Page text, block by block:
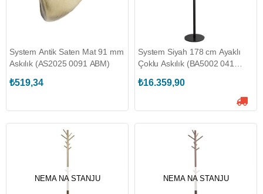
System Antik Saten Mat 91 mm
Askılık (AS2025 0091 ABM)
₺519,34
System Siyah 178 cm Ayaklı
Çoklu Askılık (BA5002 041
₺16.359,90
NEMA NA STANJU NEMA NA STANJU